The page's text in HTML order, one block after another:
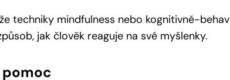
techniky mindfulness nebo kognitivně-
jak člověk reaguje na své myšlenky.